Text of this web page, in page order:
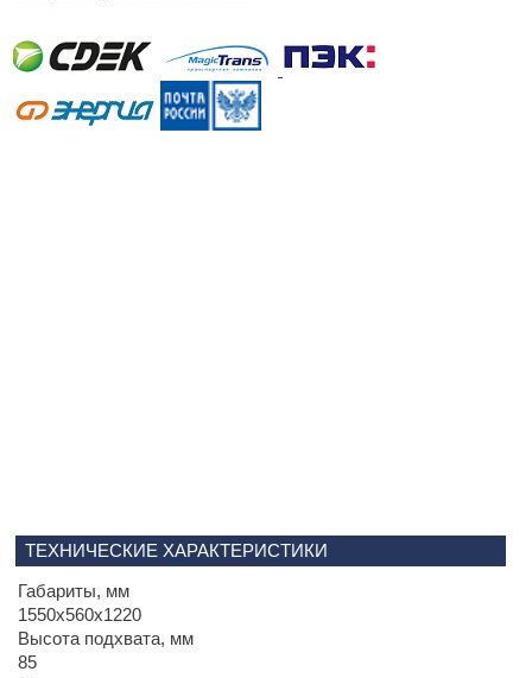
ТЕХНИЧЕСКИЕ ХАРАКТЕРИСТИКИ
Габариты, мм
1550х560х1220
Высота подхвата, мм
85